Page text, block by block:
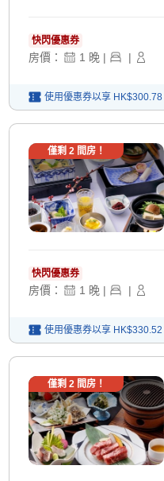
快閃優惠券
房價： 1 晚 | |
使用優惠券以享 HK$300.78
僅剩 2 間房！
快閃優惠券
房價： 1 晚 | |
使用優惠券以享 HK$330.52
僅剩 2 間房！